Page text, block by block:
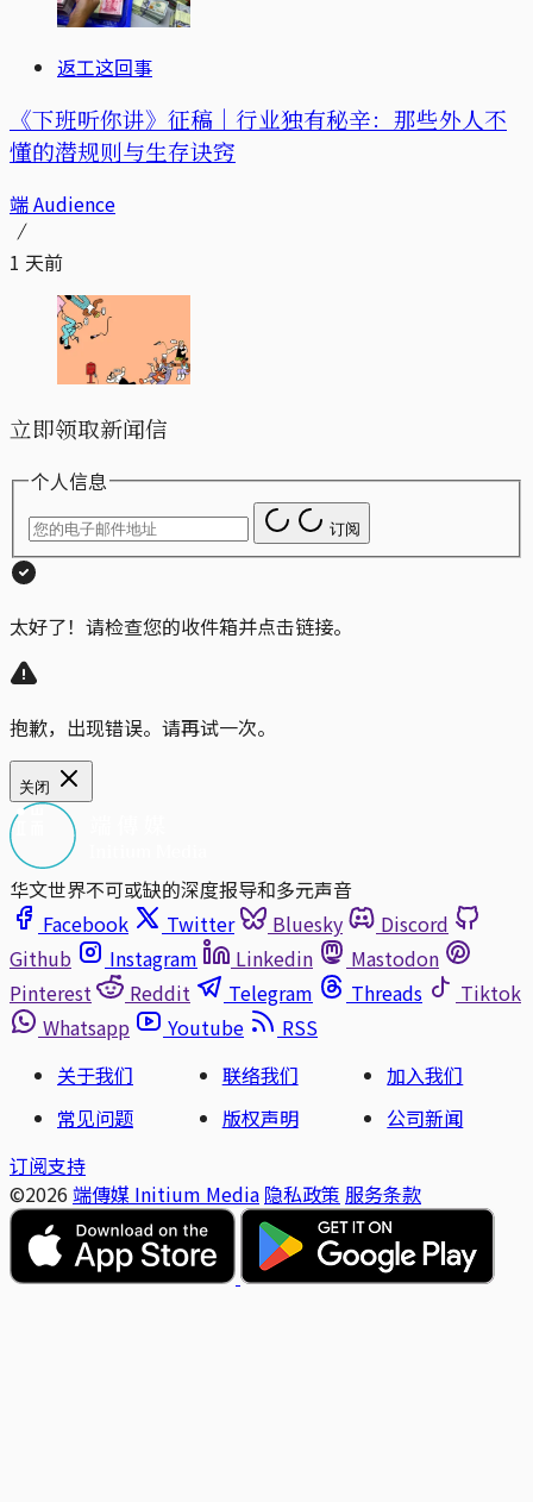
返工这回事
《下班听你讲》征稿｜行业独有秘辛：那些外人不
懂的潜规则与生存诀窍
端 Audience
1 天前
立即领取新闻信
个人信息
订阅
太好了！请检查您的收件箱并点击链接。
抱歉，出现错误。请再试一次。
关闭
华文世界不可或缺的深度报导和多元声音
Facebook
Twitter Bluesky
Discord
Github
Instagram Linkedin
Mastodon
Pinterest
Reddit Telegram Threads
Tiktok
Whatsapp
Youtube
RSS
关于我们
联络我们
加入我们
常见问题
版权声明
公司新闻
订阅支持
©2026 端傳媒 Initium Media 隐私政策 服务条款